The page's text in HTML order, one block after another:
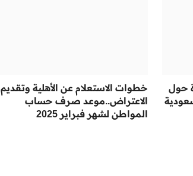
حول
خطوات الاستعلام عن الأهلية وتقديم
الاعتراض..موعد صرف حساب
المواطن لشهر فبراير 2025